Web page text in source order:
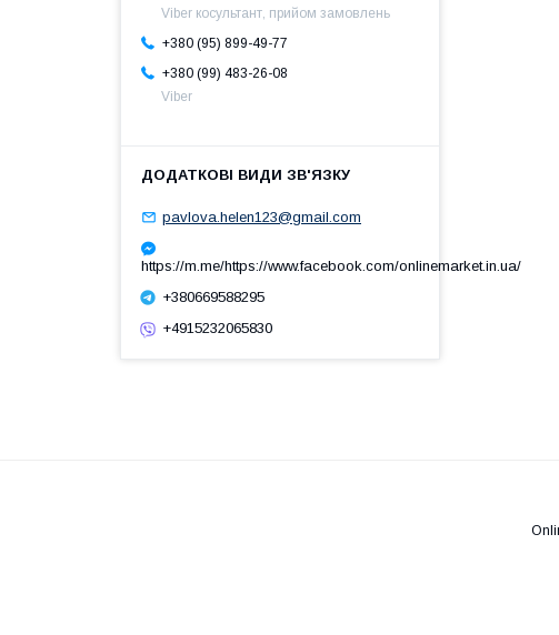
Viber косультант, прийом замовлень
+380 (95) 899-49-77
+380 (99) 483-26-08
Viber
pavlova.helen123@gmail.com
https://m.me/https://www.facebook.com/onlinemarket.in.ua/
+380669588295
+4915232065830